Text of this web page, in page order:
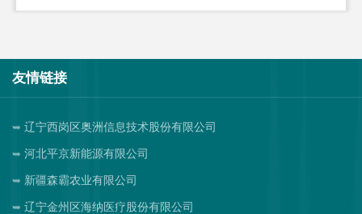
友情链接
辽宁西岗区奥洲信息技术股份有限公司
河北平京新能源有限公司
新疆森霸农业有限公司
辽宁金州区海纳医疗股份有限公司